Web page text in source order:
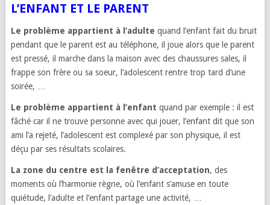
L’ENFANT ET LE PARENT
Le problème appartient à l’adulte quand l’enfant fait du bruit
pendant que le parent est au téléphone, il joue alors que le parent
est pressé, il marche dans la maison avec des chaussures sales, il
frappe son frère ou sa soeur, l’adolescent rentre trop tard d’une
soirée, …
Le problème appartient à l’enfant quand par exemple : il est
fâché car il ne trouve personne avec qui jouer, l’enfant dit que son
ami l’a rejeté, l’adolescent est complexé par son physique, il est
déçu par ses résultats scolaires.
La zone du centre est la fenêtre d’acceptation, des
moments où l’harmonie règne, où l’enfant s’amuse en toute
quiétude, l’adulte et l’enfant partage une activité, …